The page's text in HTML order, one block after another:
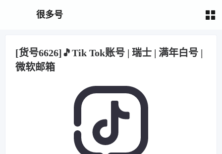
很多号
[货号6626]🎵Tik Tok账号 | 瑞士 | 满年白号 |
微软邮箱